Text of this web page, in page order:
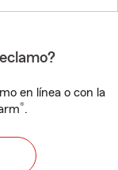
en línea o con la
®.